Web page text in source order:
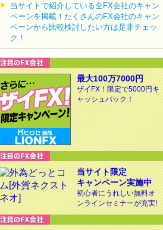
当サイトで紹介している全FX会社のキャン
ペーンを掲載！たくさんのFX会社のキャン
ペーンから比較検討したい方は是非チェッ
ク！
最大100万7000円
ザイFX！限定で5000円キ
ャッシュバック！
当サイト限定
キャンペーン実施中
初心者にうれしい無料オ
ンラインセミナーが充実!